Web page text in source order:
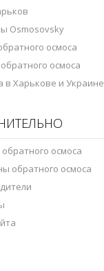
Osmosovsky
осмоса
осмоса
в Харькове и Украине
осмоса
обратного осмоса